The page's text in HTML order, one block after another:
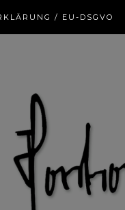
/ EU-DSGVO